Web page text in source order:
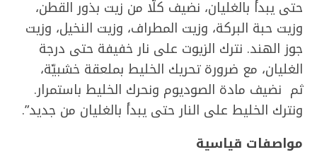
حتى يبدأ بالغليان، نضيف كلّا من زيت بذور القطن،
وزيت حبة البركة، وزيت المطراف، وزيت النخيل، وزيت
جوز الهند. نترك الزيوت على نار خفيفة حتى درجة
الغليان، مع ضرورة تحريك الخليط بملعقة خشبيّة،
ثم نضيف مادة الصوديوم ونحرك الخليط باستمرار.
ونترك الخليط على النار حتى يبدأ بالغليان من جديد”.
مواصفات قياسية